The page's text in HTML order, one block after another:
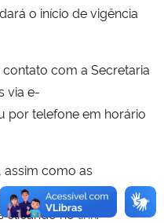
o início de vigência
com a Secretaria
via e-
por telefone em horário
assim como as
processo seletivo,
clicando nolink.